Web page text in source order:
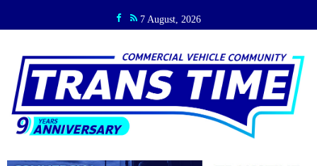
7 August, 2026